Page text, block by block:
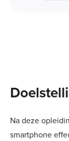
Na deze
smartphone